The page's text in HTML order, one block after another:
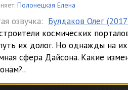
Полонецкая Елена
озвучка: Булдаков Олег
космических
их долог. Но однажды на их
сфера Дайсона. Какие